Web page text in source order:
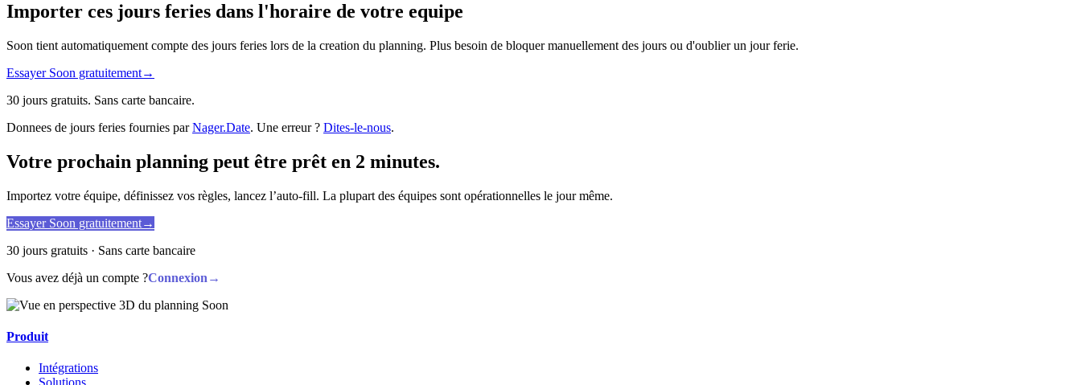
Importer ces jours feries dans l'horaire de votre equipe
Soon tient automatiquement compte des jours feries lors de la creation du planning. Plus besoin de bloquer manuellement des jours ou d'oublier un jour ferie.
Essayer Soon gratuitement→
30 jours gratuits. Sans carte bancaire.
Donnees de jours feries fournies parNager.Date. Une erreur ? Dites-le-nous.
Votre prochain planning peut être prêt en 2 minutes.
Importez votre équipe, définissez vos règles, lancez l’auto-fill. La plupart des équipes sont opérationnelles le jour même.
Essayer Soon gratuitement→
30 jours gratuits · Sans carte bancaire
Vous avez déjà un compte ?Connexion →
Produit
Intégrations